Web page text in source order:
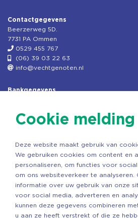
Contactgegevens
Beerzerweg 5D.
7731 PA Ommen
0529 455 767
(06) 39 03 22 63
info@vechtgenoten.nl
Bankgegevens
Rek.nr: NL85RABO0127579230
Copyright ©2026 Vechtgenoten
Cookie melding
Deze website maakt gebruik van
We gebruiken cookies om content en
personaliseren, om functies voor
om ons websiteverkeer te analyseren.
informatie over uw gebruik van onze
voor social media, adverteren en
kunnen deze gegevens combineren
u aan ze heeft verstrekt of die ze